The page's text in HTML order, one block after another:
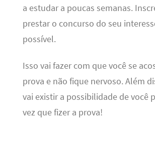
a estudar a poucas semanas.
prestar o concurso do seu
possível.
Isso vai fazer com que você se
prova e não fique nervoso. Além
vai existir a possibilidade de você
vez que fizer a prova!